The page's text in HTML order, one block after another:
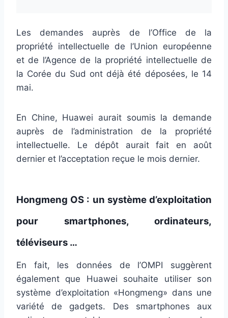
Les demandes auprès de l’Office de la
propriété intellectuelle de l’Union européenne
et de l’Agence de la propriété intellectuelle de
la Corée du Sud ont déjà été déposées, le 14
mai.
En Chine, Huawei aurait soumis la demande
auprès de l’administration de la propriété
intellectuelle. Le dépôt aurait fait en août
dernier et l’acceptation reçue le mois dernier.
Hongmeng OS : un système d’exploitation
pour smartphones, ordinateurs,
téléviseurs …
En fait, les données de l’OMPI suggèrent
également que Huawei souhaite utiliser son
système d’exploitation «Hongmeng» dans une
variété de gadgets. Des smartphones aux